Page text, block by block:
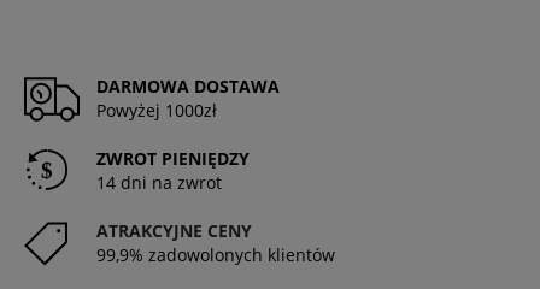
DARMOWA DOSTAWA
Powyżej 1000zł
ZWROT PIENIĘDZY
14 dni na zwrot
ATRAKCYJNE CENY
99,9% zadowolonych klientów